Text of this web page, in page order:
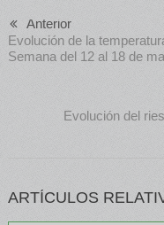
Anterior
Evolución de la
Semana del 12 al 18 de
Evolución del
ARTÍCULOS